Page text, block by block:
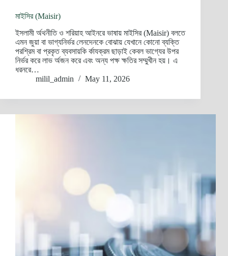
মাইসির (Maisir)
ইসলামী র্অথনীতি ও শরিয়াহ আইনরে ভাষায় মাইসির (Maisir) বলতে
এমন জুয়া বা ভাগ্যনির্ভর লেনদেনকে বোঝায় যেখানে কোনো ব্যক্তি
পরশ্রিম বা প্রকৃত ব্যবসায়কি র্কাযক্রম ছাড়াই কেবল ভাগ্যের উপর
নির্ভর করে লাভ র্অজন করে এবং অন্য পক্ষ ক্ষতির সম্মুখীন হয়। এ
ধরনরে…
milil_admin
May 11, 2026